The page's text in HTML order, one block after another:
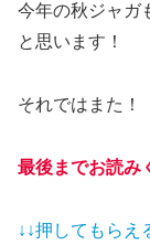
今年の秋ジャガ
と思います！
それではまた！
最後までお読み
↓↓押してもらえ